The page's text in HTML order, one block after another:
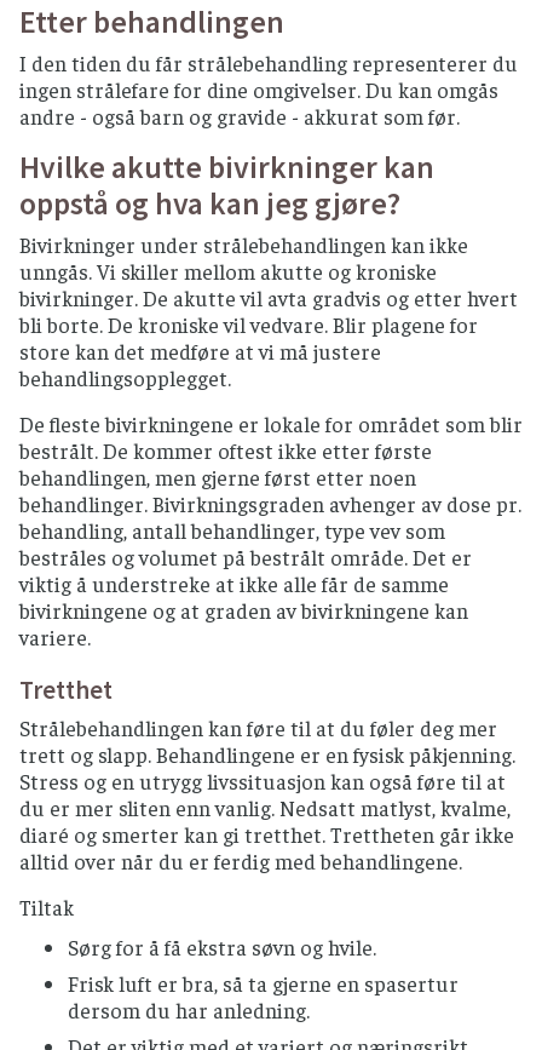
Etter behandlingen
I den tiden du får strålebehandling representerer du
ingen strålefare for dine omgivelser. Du kan omgås
andre - også barn og gravide - akkurat som før.
Hvilke akutte bivirkninger kan
oppstå og hva kan jeg gjøre?
Bivirkninger under strålebehandlingen kan ikke
unngås. Vi skiller mellom akutte og kroniske
bivirkninger. De akutte vil avta gradvis og etter hvert
bli borte. De kroniske vil vedvare. Blir plagene for
store kan det medføre at vi må justere
behandlingsopplegget.
De fleste bivirkningene er lokale for området som blir
bestrålt. De kommer oftest ikke etter første
behandlingen, men gjerne først etter noen
behandlinger. Bivirkningsgraden avhenger av dose pr.
behandling, antall behandlinger, type vev som
bestråles og volumet på bestrålt område. Det er
viktig å understreke at ikke alle får de samme
bivirkningene og at graden av bivirkningene kan
variere.
Tretthet
Strålebehandlingen kan føre til at du føler deg mer
trett og slapp. Behandlingene er en fysisk påkjenning.
Stress og en utrygg livssituasjon kan også føre til at
du er mer sliten enn vanlig. Nedsatt matlyst, kvalme,
diaré og smerter kan gi tretthet. Trettheten går ikke
alltid over når du er ferdig med behandlingene.
Tiltak
Sørg for å få ekstra søvn og hvile.
Frisk luft er bra, så ta gjerne en spasertur
dersom du har anledning.